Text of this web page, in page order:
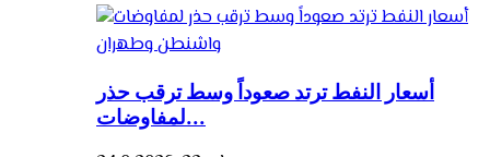
أسعار النفط ترتد صعوداً وسط ترقب حذر
لمفاوضات...